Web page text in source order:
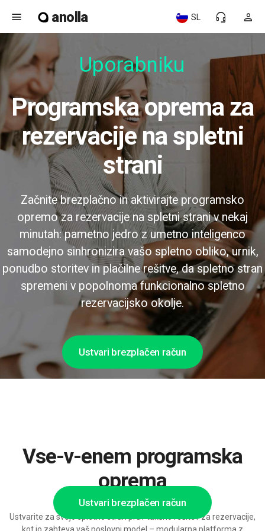
menu anolla person
headset_mic
SL
Uporabniku p
Programska oprema za
rezervacije na spletni
strani
Začnite brezplačno in aktivirajte programsko
opremo za rezervacije na spletni strani v nekaj
minutah: pametno jedro z umetno inteligenco
samodejno sinhronizira vašo spletno obliko, urnik,
ponudbo storitev in plačilne rešitve, da spletno stran
spremeni v popolnoma funkcionalno spletno
rezervacijsko okolje.
Ustvari brezplačen račun
Ustvari brezplačen račun
Vse-v-enem programska
oprema
Ustvarite za svojo spletno stran prav takšno rešitev za rezervacije,